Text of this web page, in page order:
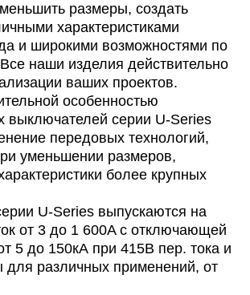
размеры, создать
характеристиками
и широкими возможностями по
наши изделия действительно
ваших проектов.
особенностью
выключателей серии U-Series
передовых технологий,
уменьшении размеров,
более крупных
U-Series выпускаются на
от 3 до 1 600A с отключающей
5 до 150кА при 415В пер. тока и
для различных применений, от